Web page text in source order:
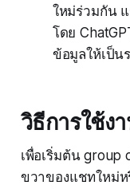
ใหม่ร่วมกัน
โดย
ข้อมูลให้เป็น
วิธีการใช้ง
เพื่อเริ่มต้น
ขวาของแชทใหม่ห